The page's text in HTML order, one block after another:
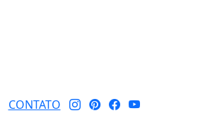
CONTATO